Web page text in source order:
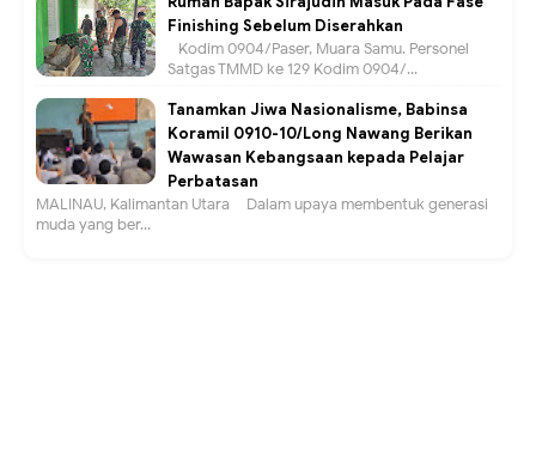
Finishing Sebelum Diserahkan
Kodim 0904/Paser, Muara Samu. Personel
Satgas TMMD ke 129 Kodim 0904/...
Tanamkan Jiwa Nasionalisme, Babinsa
Koramil 0910-10/Long Nawang Berikan
Wawasan Kebangsaan kepada Pelajar
Perbatasan
MALINAU, Kalimantan Utara – Dalam upaya membentuk generasi
muda yang ber...